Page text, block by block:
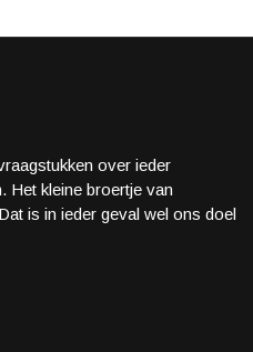
over ieder
Het kleine broertje van
is in ieder geval wel ons doel